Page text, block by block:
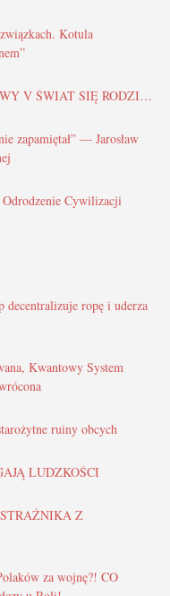
Kotula
V ŚWIAT SIĘ RODZI…
zapamiętał” — Jarosław
Cywilizacji
ropę i uderza
Kwantowy System
ruiny obcych
LUDZKOŚCI
Z
za wojnę?! CO